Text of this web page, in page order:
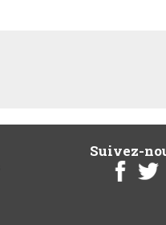
Suivez-